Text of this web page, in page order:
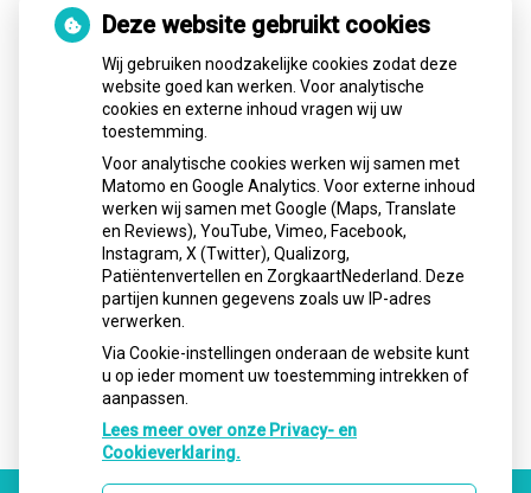
Tel:040-3400149
E-mail: info@cvteindhoven.nl
Openingstijden
Maandag:
08.00 - 17.00
Dinsdag:
08.00 - 17.00
Woensdag:
08.00 - 17:00
Donderdag:
08.00 - 17.00
Deze website gebruikt cookies
Wij gebruiken noodzakelijke cookies zodat deze
website goed kan werken. Voor analytische
cookies en externe inhoud vragen wij uw
toestemming.
Voor analytische cookies werken wij samen met
Matomo en Google Analytics. Voor externe inhoud
werken wij samen met Google (Maps, Translate
en Reviews), YouTube, Vimeo, Facebook,
Instagram, X (Twitter), Qualizorg,
Patiëntenvertellen en ZorgkaartNederland. Deze
partijen kunnen gegevens zoals uw IP-adres
verwerken.
Via Cookie-instellingen onderaan de website kunt
u op ieder moment uw toestemming intrekken of
aanpassen.
Lees meer over onze Privacy- en
Cookieverklaring.